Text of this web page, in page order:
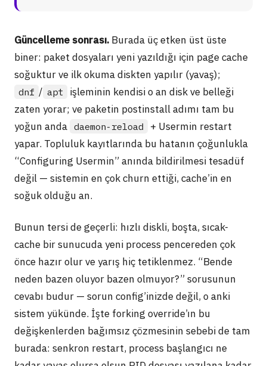
Güncelleme sonrası. Burada üç etken üst üste
biner: paket dosyaları yeni yazıldığı için page cache
soğuktur ve ilk okuma diskten yapılır (yavaş);
dnf / apt
işleminin kendisi o an disk ve belleği
zaten yorar; ve paketin postinstall adımı tam bu
yoğun anda daemon-reload
+ Usermin restart
yapar. Topluluk kayıtlarında bu hatanın çoğunlukla
“Configuring Usermin” anında bildirilmesi tesadüf
değil — sistemin en çok churn ettiği, cache’in en
soğuk olduğu an.
Bunun tersi de geçerli: hızlı diskli, boşta, sıcak-
cache bir sunucuda yeni process pencereden çok
önce hazır olur ve yarış hiç tetiklenmez. “Bende
neden bazen oluyor bazen olmuyor?” sorusunun
cevabı budur — sorun config’inizde değil, o anki
sistem yükünde. İşte forking override’ın bu
değişkenlerden bağımsız çözmesinin sebebi de tam
burada: senkron restart, process başlangıcı ne